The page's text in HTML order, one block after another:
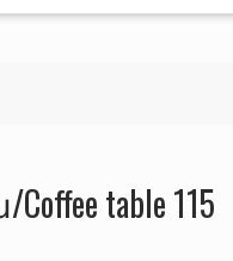
table 115